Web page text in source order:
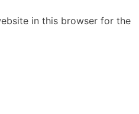
in this browser for the